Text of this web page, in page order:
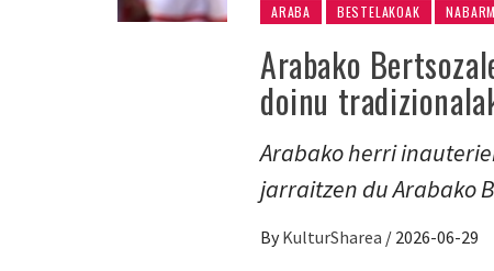
ARABA BESTELAKOAK
Arabako
doinu
Arabako herri
jarraitzen du Arabako
By KulturSharea / 2026-06-29